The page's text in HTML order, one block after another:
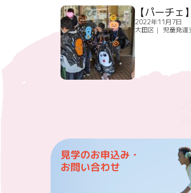
【パーチ
2022年11月7日
大田区｜ 児童発
見学のお申込み・
お問い合わせ